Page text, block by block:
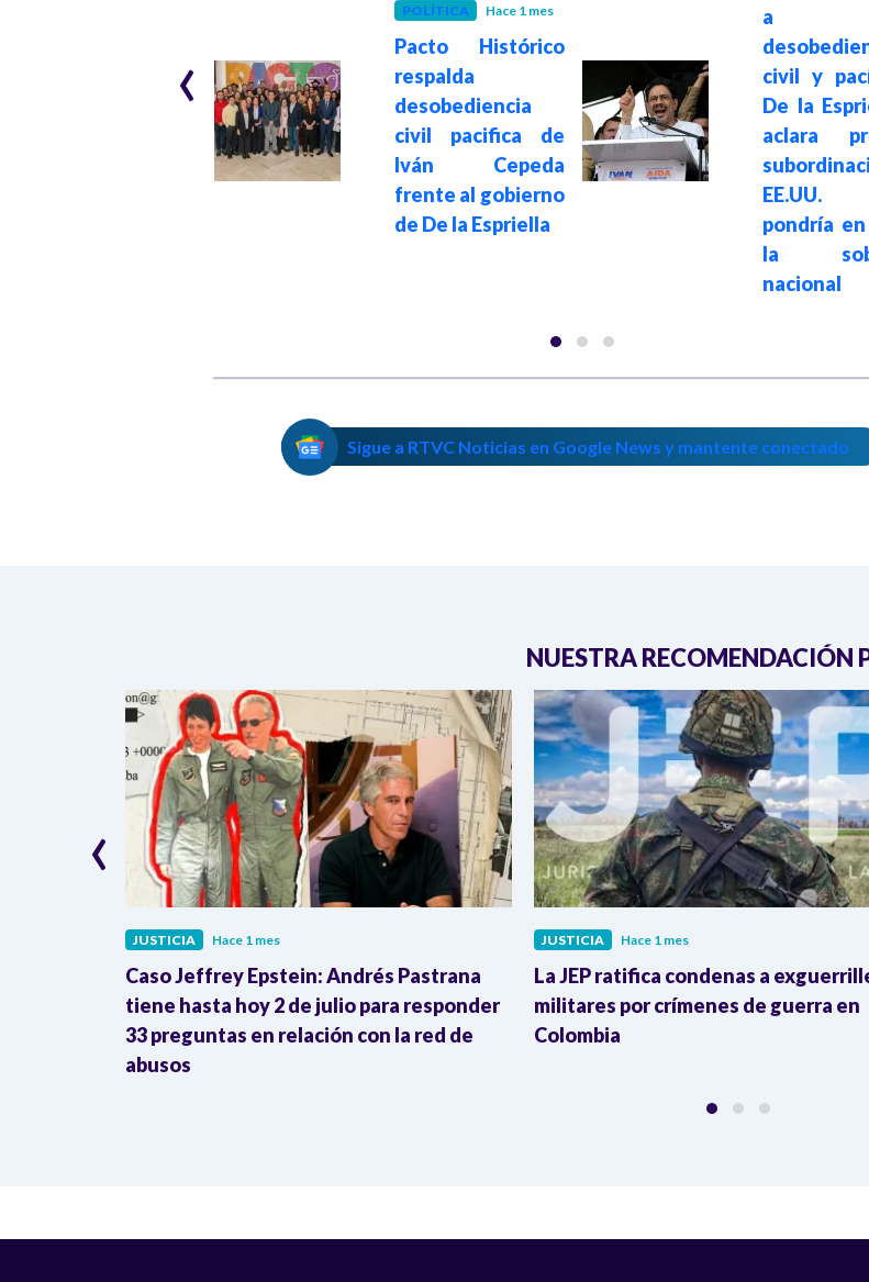
con la que busca
POLÍTICA Hace 1 mes
Pacto Histórico
respalda
desobediencia
civil pacifica de
Iván Cepeda
frente al gobierno
de De la Espriella
a
civil y
De la
aclara
pondría
la
nacional
‹
Sigue a RTVC Noticias en Google News y mantente conectado
NUESTRA RECOMENDACIÓN
JUSTICIA Hace 1 mes
Caso Jeffrey Epstein: Andrés Pastrana
tiene hasta hoy 2 de julio para responder
33 preguntas en relación con la red de
abusos
JUSTICIA Hace 1 mes
La JEP ratifica condenas a
militares por crímenes de guerra en
Colombia
‹